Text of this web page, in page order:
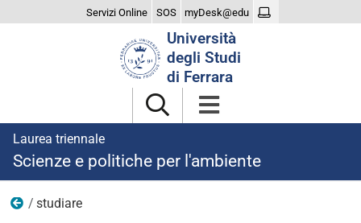
Servizi Online SOS myDesk@edu
Università
degli Studi
di Ferrara
Laurea triennale
Scienze e politiche per l'ambiente
menu
studiare